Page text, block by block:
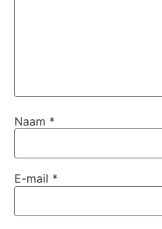
Naam *
E-mail *